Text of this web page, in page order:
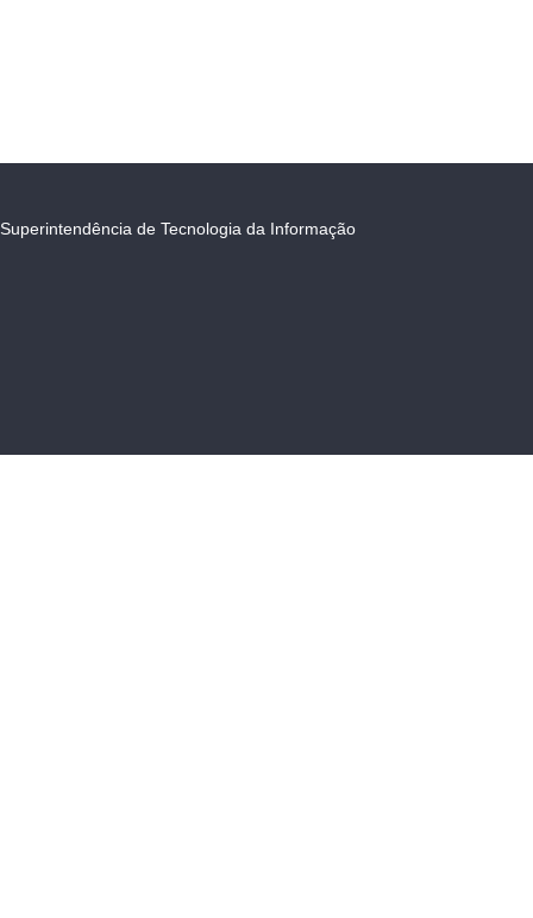
Superintendência de Tecnologia da Informação